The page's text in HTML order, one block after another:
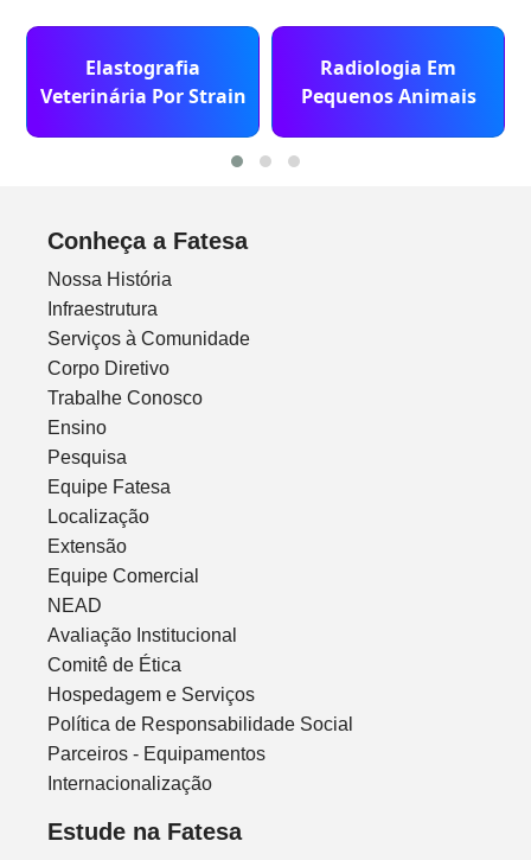
Elastografia
Veterinária Por Strain
Radiologia Em
Pequenos Animais
Conheça a Fatesa
Nossa História
Infraestrutura
Serviços à Comunidade
Corpo Diretivo
Trabalhe Conosco
Ensino
Pesquisa
Equipe Fatesa
Localização
Extensão
Equipe Comercial
NEAD
Avaliação Institucional
Comitê de Ética
Hospedagem e Serviços
Política de Responsabilidade Social
Parceiros - Equipamentos
Internacionalização
Estude na Fatesa